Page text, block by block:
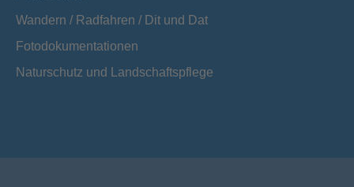
Wandern / Radfahren / Dit und Dat
Fotodokumentationen
Naturschutz und Landschaftspflege